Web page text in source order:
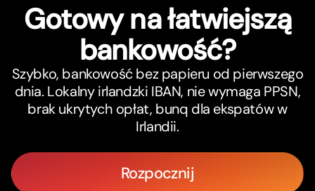
Gotowy na łatwiejszą
bankowość?
Szybko, bankowość bez papieru od pierwszego
dnia. Lokalny irlandzki IBAN, nie wymaga PPSN,
brak ukrytych opłat, bunq dla ekspatów w
Irlandii.
Rozpocznij